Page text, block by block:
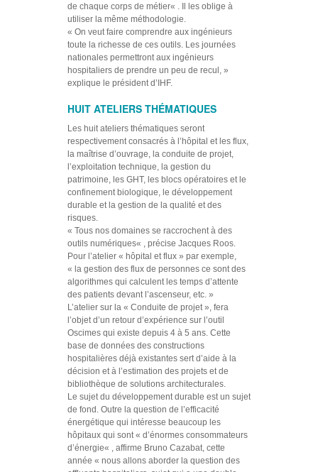
de chaque corps de métier« . Il les oblige à
utiliser la même méthodologie.
« On veut faire comprendre aux ingénieurs
toute la richesse de ces outils. Les journées
nationales permettront aux ingénieurs
hospitaliers de prendre un peu de recul , »
explique le président d’IHF.
HUIT ATELIERS THÉMATIQUES
Les huit ateliers thématiques seront
respectivement consacrés à l’hôpital et les flux,
la maîtrise d’ouvrage, la conduite de projet,
l’exploitation technique, la gestion du
patrimoine, les GHT, les blocs opératoires et le
confinement biologique, le développement
durable et la gestion de la qualité et des
risques.
« Tous nos domaines se raccrochent à des
outils numériques« , précise Jacques Roos.
Pour l’atelier « hôpital et flux » par exemple,
« la gestion des flux de personnes ce sont des
algorithmes qui calculent les temps d’attente
des patients devant l’ascenseur, etc. »
L’atelier sur la « Conduite de projet », fera
l’objet d’un retour d’expérience sur l’outil
Oscimes qui existe depuis 4 à 5 ans. Cette
base de données des constructions
hospitalières déjà existantes sert d’aide à la
décision et à l’estimation des projets et de
bibliothèque de solutions architecturales.
Le sujet du développement durable est un sujet
de fond. Outre la question de l’efficacité
énergétique qui intéresse beaucoup les
hôpitaux qui sont « d’énormes consommateurs
d’énergie« , affirme Bruno Cazabat, cette
année « nous allons aborder la question des